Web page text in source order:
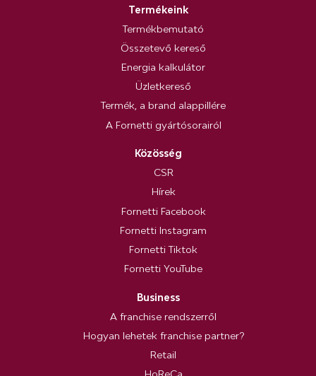
Termékeink
Termékbemutató
Összetevő kereső
Energia kalkulátor
Üzletkereső
Termék, a brand alappillére
A Fornetti gyártósorairól
Közösség
CSR
Hírek
Fornetti Facebook
Fornetti Instagram
Fornetti Tiktok
Fornetti YouTube
Business
A franchise rendszerről
Hogyan lehetek franchise partner?
Retail